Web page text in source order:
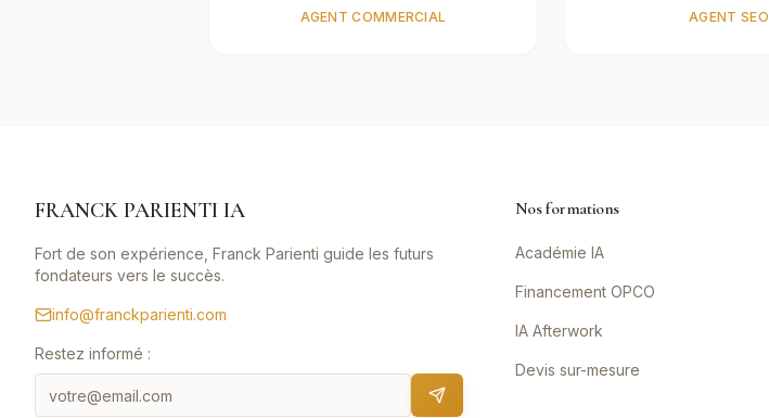
AGENT COMMERCIAL AGENT SEO
FRANCK PARIENTI IA
Fort de son expérience, Franck Parienti guide les futurs
fondateurs vers le succès.
info@franckparienti.com
Restez informé :
Nos formations
Académie IA
Financement OPCO
IA Afterwork
Devis sur-mesure